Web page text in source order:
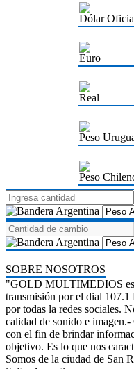
Dólar
Euro
Real
Peso
Peso
SOBRE NOSOTROS
"GOLD MULTIMEDIOS es
transmisión por el dial
por todas la redes sociales.
calidad de sonido e
con el fin de brindar
objetivo. Es lo que nos
Somos de la ciudad de San